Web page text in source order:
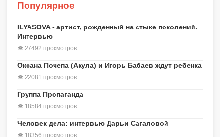
Популярное
ILYASOVA - артист, рожденный на стыке поколений.
Интервью
👁 27492 просмотров
Оксана Почепа (Акула) и Игорь Бабаев ждут ребенка
👁 22081 просмотров
Группа Пропаганда
👁 18584 просмотров
Человек дела: интервью Дарьи Сагаловой
👁 18356 просмотров